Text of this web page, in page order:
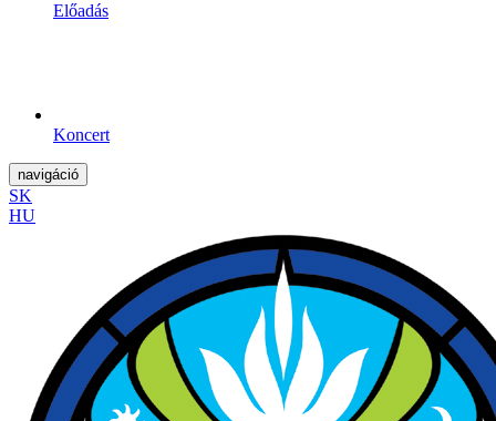
Előadás
Koncert
navigáció
SK
HU